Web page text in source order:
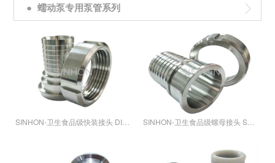
● 蠕动泵专用泵管系列
SINHON-卫生食品级快装接头 DIN 系列 SINHON-卫生食品级螺母接头 SMS系列